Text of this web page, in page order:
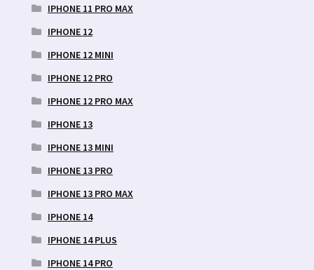
IPHONE 11 PRO MAX
IPHONE 12
IPHONE 12 MINI
IPHONE 12 PRO
IPHONE 12 PRO MAX
IPHONE 13
IPHONE 13 MINI
IPHONE 13 PRO
IPHONE 13 PRO MAX
IPHONE 14
IPHONE 14 PLUS
IPHONE 14 PRO